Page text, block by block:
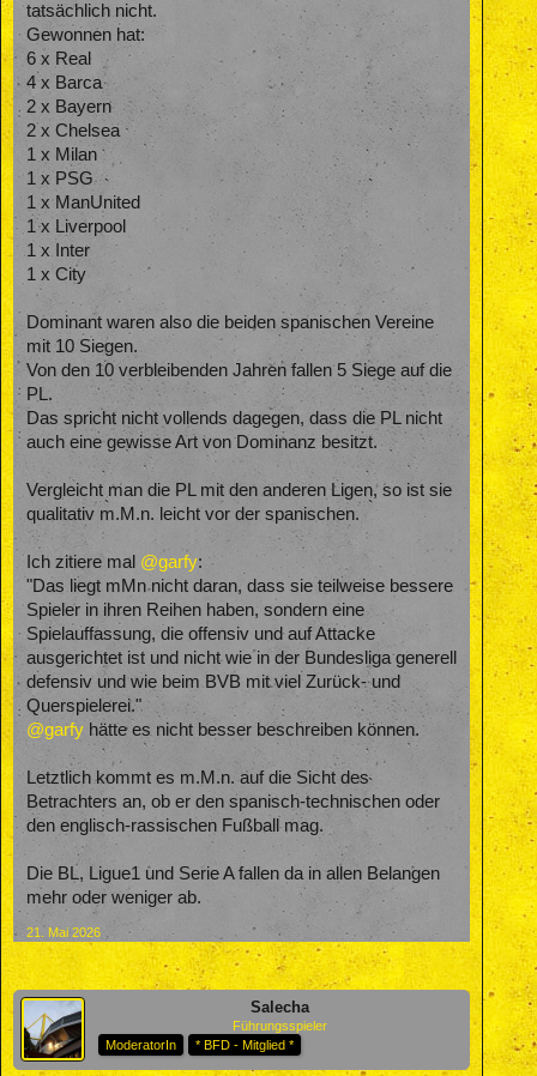
tatsächlich nicht.
Gewonnen hat:
6 x Real
4 x Barca
2 x Bayern
2 x Chelsea
1 x Milan
1 x PSG
1 x ManUnited
1 x Liverpool
1 x Inter
1 x City
Dominant waren also die beiden spanischen Vereine
mit 10 Siegen.
Von den 10 verbleibenden Jahren fallen 5 Siege auf die
PL.
Das spricht nicht vollends dagegen, dass die PL nicht
auch eine gewisse Art von Dominanz besitzt.
Vergleicht man die PL mit den anderen Ligen, so ist sie
qualitativ m.M.n. leicht vor der spanischen.
Ich zitiere mal @garfy:
"Das liegt mMn nicht daran, dass sie teilweise bessere
Spieler in ihren Reihen haben, sondern eine
Spielauffassung, die offensiv und auf Attacke
ausgerichtet ist und nicht wie in der Bundesliga generell
defensiv und wie beim BVB mit viel Zurück- und
Querspielerei."
@garfy hätte es nicht besser beschreiben können.
Letztlich kommt es m.M.n. auf die Sicht des
Betrachters an, ob er den spanisch-technischen oder
den englisch-rassischen Fußball mag.
Die BL, Ligue1 und Serie A fallen da in allen Belangen
mehr oder weniger ab.
21. Mai 2026
Salecha
Führungsspieler
ModeratorIn
* BFD - Mitglied *